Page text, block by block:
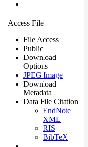
Access File
File Access
Public
Download
Options
JPEG Image
Download
Metadata
Data File Citation
EndNote
XML
RIS
BibTeX